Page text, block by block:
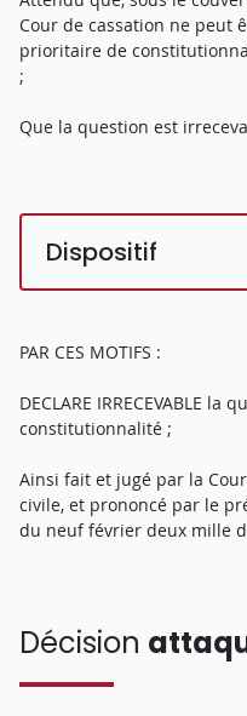
Cour de cassation ne peut
prioritaire de
;
Que la question est
Dispositif
PAR CES MOTIFS :
DECLARE IRRECEVABLE
constitutionnalité ;
Ainsi fait et jugé par la
civile, et prononcé par le
du neuf février deux mille
Décision